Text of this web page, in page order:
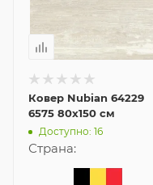
Ковер Nubian 64229
6575 80x150 см
Доступно: 16
Страна: